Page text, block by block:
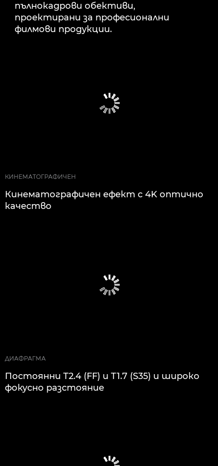
пълнокадрови обективи,
проектирани за професионални
филмови продукции.
КИНЕМАТОГРАФИЧЕН
Кинематографичен ефект с 4K оптично
качество
ДИАФРАГМА
Постоянни T2.4 (FF) и T1.7 (S35) и широко
фокусно разстояние